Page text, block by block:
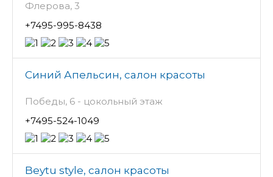
Флерова, 3
+7495-995-8438
Синий Апельсин, салон красоты
Победы, 6 - цокольный этаж
+7495-524-1049
Beytu style, салон красоты